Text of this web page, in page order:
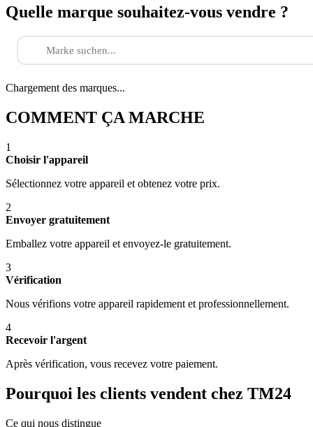
Quelle marque souhaitez-vous vendre ?
Chargement des marques...
COMMENT ÇA MARCHE
1
Choisir l'appareil
Sélectionnez votre appareil et obtenez votre prix.
2
Envoyer gratuitement
Emballez votre appareil et envoyez-le gratuitement.
3
Vérification
Nous vérifions votre appareil rapidement et professionnellement.
4
Recevoir l'argent
Après vérification, vous recevez votre paiement.
Pourquoi les clients vendent chez TM24
Ce qui nous distingue